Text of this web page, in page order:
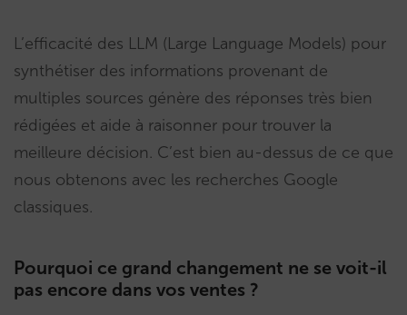
L’efficacité des LLM (Large Language Models) pour
synthétiser des informations provenant de
multiples sources génère des réponses très bien
rédigées et aide à raisonner pour trouver la
meilleure décision. C’est bien au-dessus de ce que
nous obtenons avec les recherches Google
classiques.
Pourquoi ce grand changement ne se voit-il
pas encore dans vos ventes ?